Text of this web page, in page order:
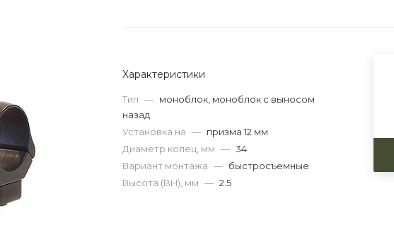
Характеристики
Тип — моноблок, моноблок с выносом
назад
Установка на — призма 12 мм
Диаметр колец, мм — 34
Вариант монтажа — быстросъемные
Высота (BH), мм — 2.5